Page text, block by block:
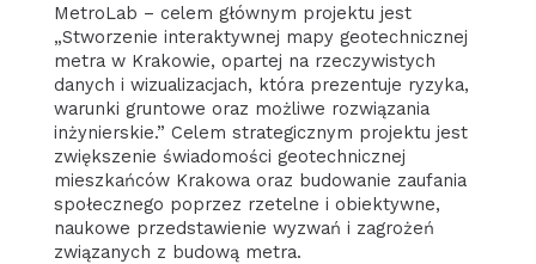
MetroLab – celem głównym projektu jest
„Stworzenie interaktywnej mapy geotechnicznej
metra w Krakowie, opartej na rzeczywistych
danych i wizualizacjach, która prezentuje ryzyka,
warunki gruntowe oraz możliwe rozwiązania
inżynierskie.” Celem strategicznym projektu jest
zwiększenie świadomości geotechnicznej
mieszkańców Krakowa oraz budowanie zaufania
społecznego poprzez rzetelne i obiektywne,
naukowe przedstawienie wyzwań i zagrożeń
związanych z budową metra.